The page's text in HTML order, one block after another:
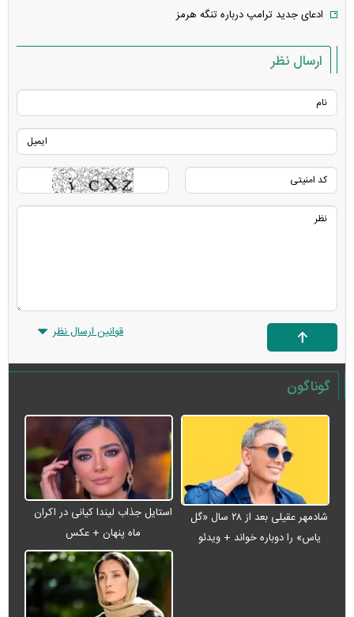
ادعای جدید ترامپ درباره تنگه هرمز
ارسال نظر
قوانین ارسال نظر
گوناگون
شادمهر عقیلی بعد از ۲۸ سال «گل
یاس» را دوباره خواند + ویدئو
استایل جذاب لیندا کیانی در اکران
ماه پنهان + عکس